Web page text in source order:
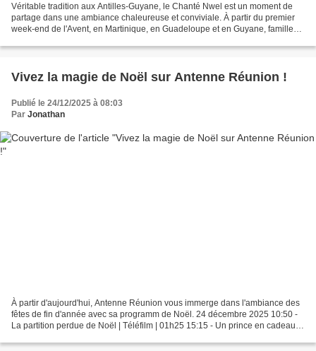
Véritable tradition aux Antilles-Guyane, le Chanté Nwel est un moment de
partage dans une ambiance chaleureuse et conviviale. À partir du premier
week-end de l'Avent, en Martinique, en Guadeloupe et en Guyane, familles
Vivez la magie de Noël sur Antenne Réunion !
Publié le 24/12/2025 à 08:03
Par Jonathan
À partir d'aujourd'hui, Antenne Réunion vous immerge dans l'ambiance des
fêtes de fin d'année avec sa programm de Noël. 24 décembre 2025 10:50 -
La partition perdue de Noël | Téléfilm | 01h25 15:15 - Un prince en cadeau |